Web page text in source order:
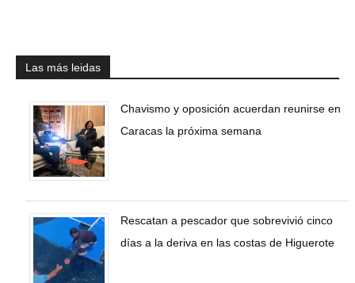
Las más leidas
Chavismo y oposición acuerdan reunirse en
Caracas la próxima semana
Rescatan a pescador que sobrevivió cinco
días a la deriva en las costas de Higuerote